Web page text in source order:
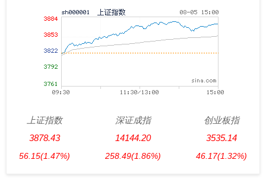
上证指数
3878.43
56.15(1.47%)
深证成指
14144.20
258.49(1.86%)
创业板指
3535.14
46.17(1.32%)